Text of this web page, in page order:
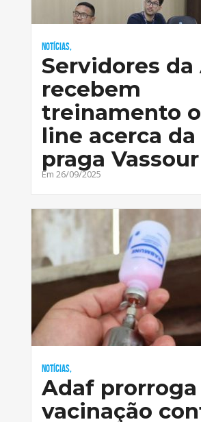
Notícias,
Servidores da
recebem
treinamento
line acerca da
praga Vassour
Em 26/09/2025
Notícias,
Adaf prorroga
vacinação